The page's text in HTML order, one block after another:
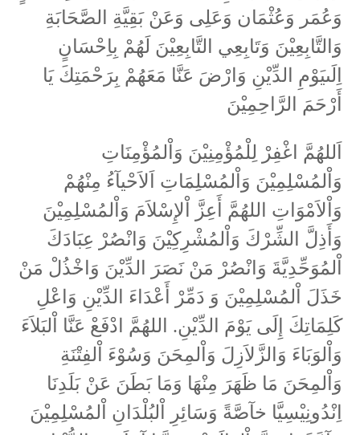
وَعُمَر وَعُثْمَان وَعَلِى وَعَنْ بَقِيَّةِ الصَّحَابَةِ
وَالتَّابِعِيْنَ وَتَابِعِي التَّابِعِيْنَ لَهُمْ بِاِحْسَانٍ
اِلَىيَوْمِ الدِّيْنِ وَارْضَ عَنَّا مَعَهُمْ بِرَحْمَتِكَ يَا
أَرْحَمَ الرَّاحِمِيْنَ
اَللهُمَّ اغْفِرْ لِلْمُؤْمِنِيْنَ وَاْلمُؤْمِنَاتِ
وَاْلمُسْلِمِيْنَ وَاْلمُسْلِمَاتِ اَلاَحْيآءُ مِنْهُمْ
وَاْلاَمْوَاتِ اللهُمَّ أَعِزَّ اْلإِسْلاَمَ وَاْلمُسْلِمِيْنَ
وَأَذِلَّ الشِّرْكَ وَاْلمُشْرِكِيْنَ وَانْصُرْ عِبَادَكَ
اْلمُوَحِّدِيَّةَ وَانْصُرْ مَنْ نَصَرَ الدِّيْنَ وَاخْذُلْ مَنْ
خَذَلَ اْلمُسْلِمِيْنَ وَ دَمِّرْ أَعْدَاءَ الدِّيْنِ وَاعْلِ
كَلِمَاتِكَ إِلَى يَوْمَ الدِّيْنِ. اللهُمَّ ادْفَعْ عَنَّا اْلبَلاَءَ
وَاْلوَبَاءَ وَالزَّلاَزِلَ وَاْلمِحَنَ وَسُوْءَ اْلفِتْنَةِ
وَاْلمِحَنَ مَا ظَهَرَ مِنْهَا وَمَا بَطَنَ عَنْ بَلَدِنَا
اِنْدُونِيْسِيَّا خآصَّةً وَسَائِرِ اْلبُلْدَانِ اْلمُسْلِمِيْنَ